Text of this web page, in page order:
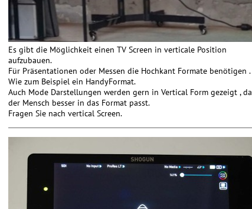
Es gibt die Möglichkeit einen TV Screen in verticale Position
aufzubauen.
Für Präsentationen oder Messen die Hochkant Formate benötigen .
Wie zum Beispiel ein HandyFormat.
Auch Mode Darstellungen werden gern in Vertical Form gezeigt , da
der Mensch besser in das Format passt.
Fragen Sie nach vertical Screen.